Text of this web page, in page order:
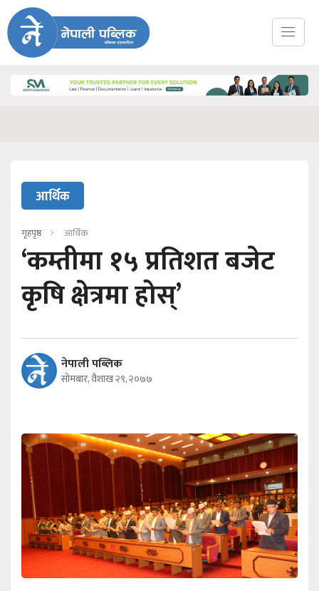
आर्थिक
गृहपृष्ठ आर्थिक
‘कम्तीमा १५ प्रतिशत बजेट
कृषि क्षेत्रमा होस्’
नेपाली पब्लिक
सोमबार, वैशाख २९, २०७७